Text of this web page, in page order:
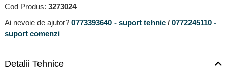
Cod Produs: 3273024
Ai nevoie de ajutor? 0773393640 - suport tehnic / 0772245110 -
suport comenzi
Detalii Tehnice